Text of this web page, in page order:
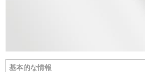
基本的な情報